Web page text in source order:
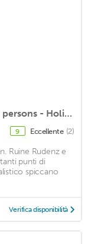
Holiday apartment Gadmen for 2 - 4 persons - Holiday apartment
9 Eccellente (2)
Ruine Rudenz e
punti di
spiccano
Verifica disponibilità